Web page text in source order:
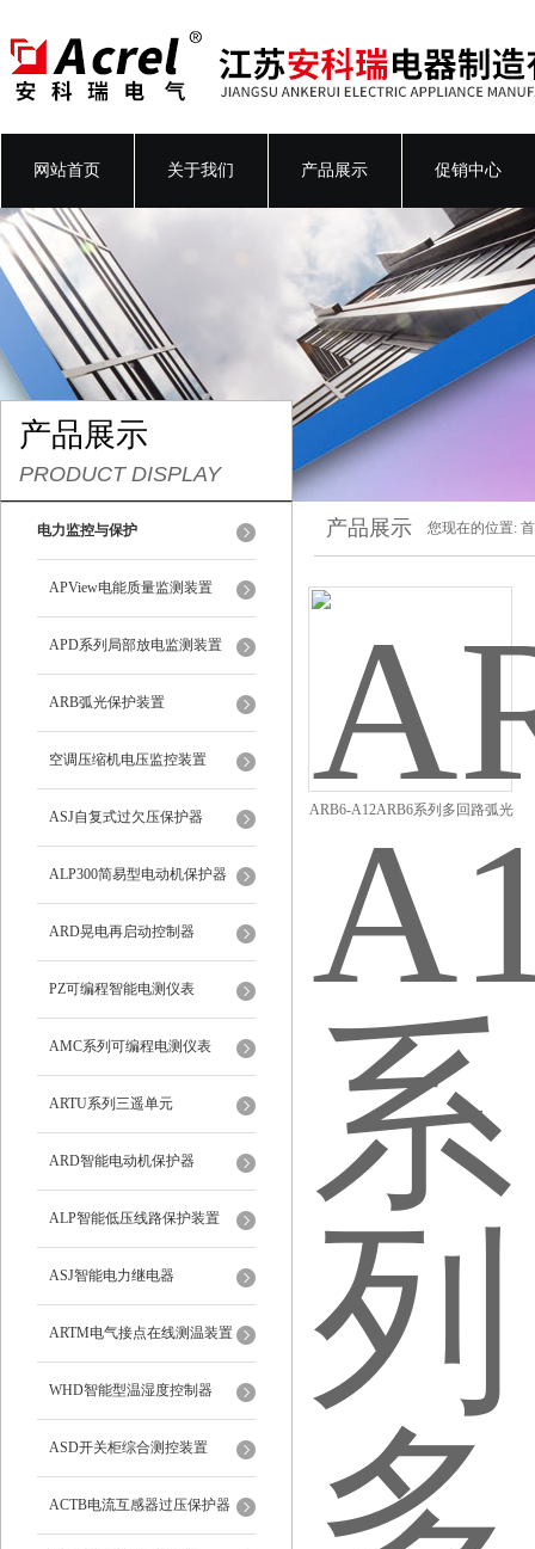
网站首页 关于我们 产品展示 促销中心
产品展示
PRODUCT DISPLAY
电力监控与保护
APView电能质量监测装置
APD系列局部放电监测装置
ARB弧光保护装置
空调压缩机电压监控装置
ASJ自复式过欠压保护器
ALP300简易型电动机保护器
ARD晃电再启动控制器
PZ可编程智能电测仪表
AMC系列可编程电测仪表
ARTU系列三遥单元
ARD智能电动机保护器
ALP智能低压线路保护装置
ASJ智能电力继电器
ARTM电气接点在线测温装置
WHD智能型温湿度控制器
ASD开关柜综合测控装置
ACTB电流互感器过压保护器
产品展示 您现在的位置:
ARB6-A12ARB6系列多回路弧光
保护装置